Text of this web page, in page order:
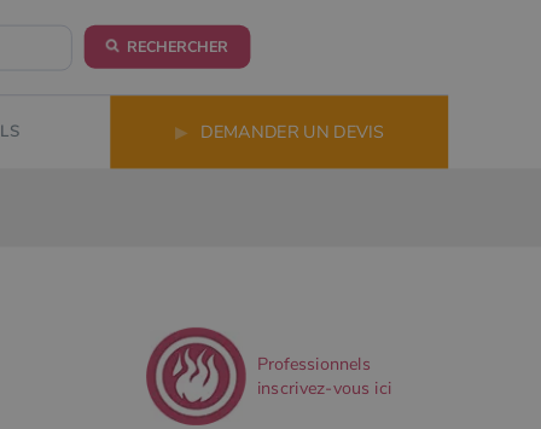
RECHERCHER
▶ DEMANDER UN DEVIS
Professionnels
inscrivez-vous ici